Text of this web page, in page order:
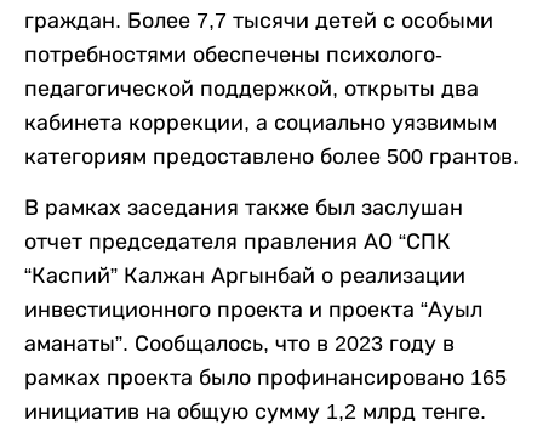
граждан. Более 7,7 тысячи детей с особыми
потребностями обеспечены психолого-
педагогической поддержкой, открыты два
кабинета коррекции, а социально уязвимым
категориям предоставлено более 500 грантов.
В рамках заседания также был заслушан
отчет председателя правления АО “СПК
“Каспий” Калжан Аргынбай о реализации
инвестиционного проекта и проекта “Ауыл
аманаты”. Сообщалось, что в 2023 году в
рамках проекта было профинансировано 165
инициатив на общую сумму 1,2 млрд тенге.